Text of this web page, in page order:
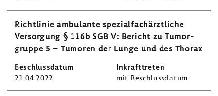
Richt­linie ambu­lante spezi­al­fach­ärzt­liche
Versor­gung § 116b SGB V: Bericht zu Tumor­
gruppe 5 – Tumoren der Lunge und des Thorax
21.04.2022 mit Beschluss­datum